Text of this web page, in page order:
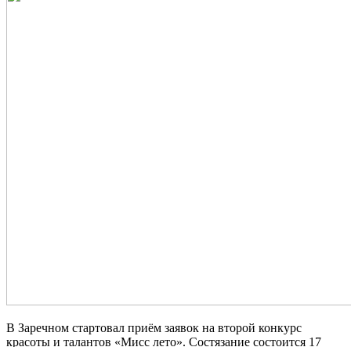
В Заречном стартовал приём заявок на второй конкурс
красоты и талантов «Мисс лето». Состязание состоится 17